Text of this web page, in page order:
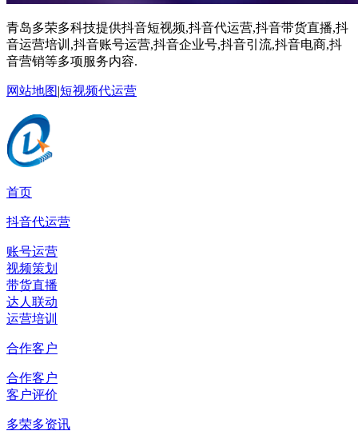
青岛多荣多科技提供抖音短视频,抖音代运营,抖音带货直播,抖
音运营培训,抖音账号运营,抖音企业号,抖音引流,抖音电商,抖
音营销等多项服务内容.
网站地图|短视频代运营
首页
抖音代运营
账号运营
视频策划
带货直播
达人联动
运营培训
合作客户
合作客户
客户评价
多荣多资讯